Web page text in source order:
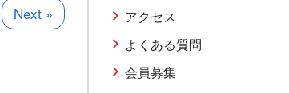
Next »
アクセス
よくある質問
会員募集